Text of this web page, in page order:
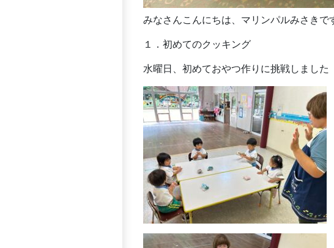
みなさんこんにちは、マリンパルみさきで
１．初めてのクッキング
水曜日、初めておやつ作りに挑戦しました